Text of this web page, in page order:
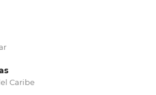
Caribe